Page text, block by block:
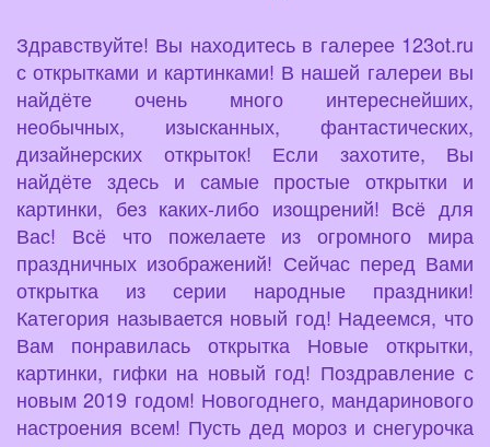
Здравствуйте! Вы находитесь в галерее 123ot.ru
с открытками и картинками! В нашей галереи вы
найдёте очень много интереснейших,
необычных, изысканных, фантастических,
дизайнерских открыток! Если захотите, Вы
найдёте здесь и самые простые открытки и
картинки, без каких-либо изощрений! Всё для
Вас! Всё что пожелаете из огромного мира
праздничных изображений! Сейчас перед Вами
открытка из серии народные праздники!
Категория называется новый год! Надеемся, что
Вам понравилась открытка Новые открытки,
картинки, гифки на новый год! Поздравление с
новым 2019 годом! Новогоднего, мандаринового
настроения всем! Пусть дед мороз и снегурочка